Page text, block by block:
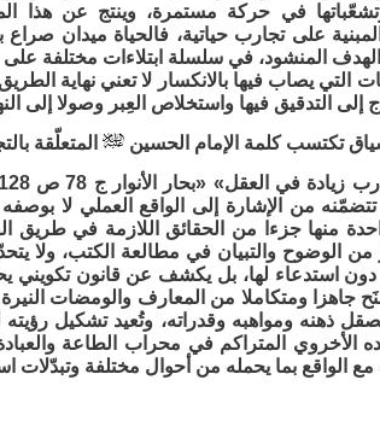
وتشعّباتها في حركة مستمرة، وينتج عن هذا
على تجارب حياتية، فالحياة ميدان
المنشود، في سلسلة ابتلاءات مختلفة على
التي يصاب فيها بالانكسار لا تعني نهاية
إلى التدقيق فيها واستخلاص العِبر وصولا إلى
تكتسب كلمة الإمام الحسين
المتعلّقة
تتضمّنه من الإشارة إلى الواقع العملي لا
منها جزءا من الحقائق اللازمة في طريق
من الوضوح والتبيان في مطالعة الكتب، ولا
استدعاء لها، بل يكشف عن قانون تكويني
جاهزا ومتكاملا من المعارف والومضات
ذهنه ومواهبه وقدراته، وتُعيد تشكيل
الأخروي المتراكم في محراب الطاعة
الواقع بما يحمله من أحوال مختلفة وتبدّلات